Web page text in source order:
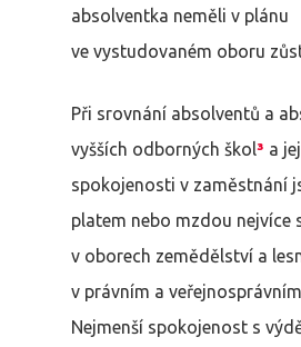
absolventka neměli v plánu
ve vystudovaném oboru
Při srovnání absolventů a
vyšších odborných škol³ a
spokojenosti v zaměstnání
platem nebo mzdou nejvíce
v oborech zemědělství a
v právním a
Nejmenší spokojenost s